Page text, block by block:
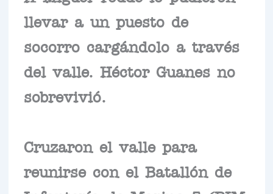
llevar a un puesto de
socorro cargándolo a través
del valle. Héctor Guanes no
sobrevivió.
Cruzaron el valle para
reunirse con el Batallón de